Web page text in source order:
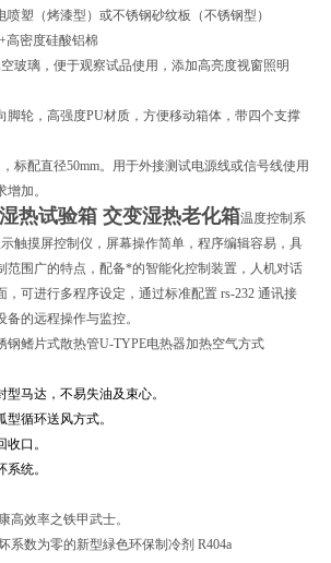
塑（烤漆型）或不锈钢砂纹板（不锈钢型）
高密度硅酸铝棉
玻璃，便于观察试品使用，添加高亮度视窗照明
脚轮，高强度PU材质，方便移动箱体，带四个支撑
标配直径50mm。用于外接测试电源线或信号线使用
加。
热试验箱 交变湿热老化箱温度控制系
触摸屏控制仪，屏幕操作简单，程序编辑容易，具
范围广的特点，配备*的智能化控制装置，人机对话
，可进行多程序设定，通过标准配置 rs-232 通讯接
的远程操作与监控。
钢鳍片式散热管U-TYPE电热器加热空气方式
马达，不易失油及束心。
循环送风方式。
口。
统。
高效率之铁甲武士。
系数为零的新型緑色环保制冷剂 R404a